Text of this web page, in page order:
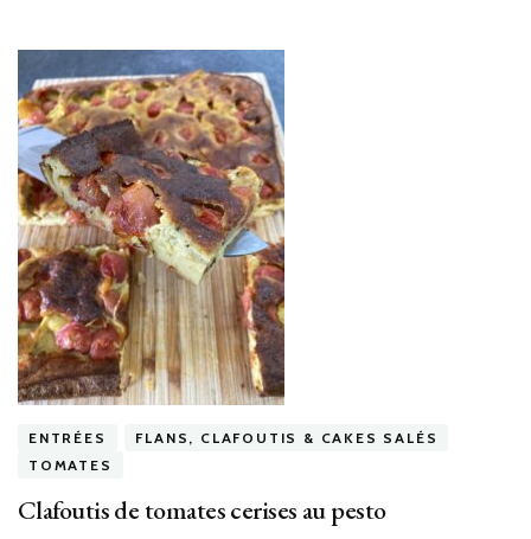
ENTRÉES
FLANS, CLAFOUTIS & CAKES SALÉS
TOMATES
Clafoutis de tomates cerises au pesto